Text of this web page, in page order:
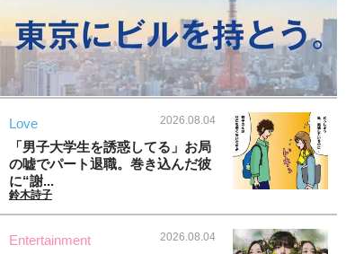
Love 2026.08.04
「男子大学生を誘惑してる」お局
の嘘でパート退職。巻き込んだ彼
に“謝...
鈴木詩子
Entertainment 2026.08.04